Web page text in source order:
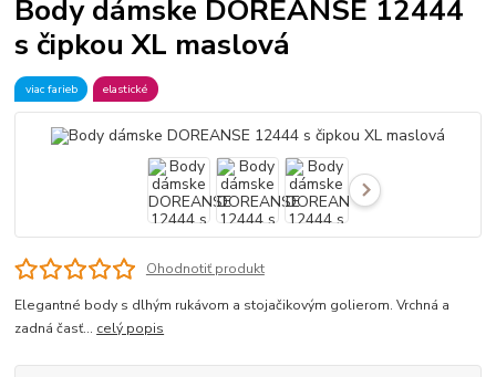
Body dámske DOREANSE 12444
s čipkou XL maslová
viac farieb elastické
Ohodnotiť produkt
Elegantné body s dlhým rukávom a stojačikovým golierom. Vrchná a
zadná časť... celý popis